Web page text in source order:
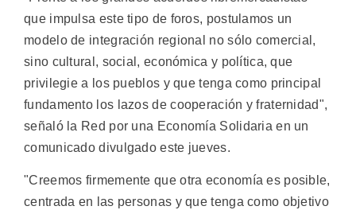
que impulsa este tipo de foros, postulamos un
modelo de integración regional no sólo comercial,
sino cultural, social, económica y política, que
privilegie a los pueblos y que tenga como principal
fundamento los lazos de cooperación y fraternidad",
señaló la Red por una Economía Solidaria en un
comunicado divulgado este jueves.
"Creemos firmemente que otra economía es posible,
centrada en las personas y que tenga como objetivo